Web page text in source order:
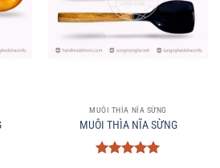
MUÔI THÌA NĨA SỪNG
MUÔI THÌA NĨA SỪNG